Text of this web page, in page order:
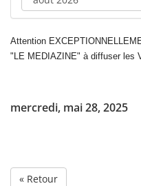
Attention
"LE MEDIAZINE" à diffuser les
mercredi, mai 28, 2025
« Retour